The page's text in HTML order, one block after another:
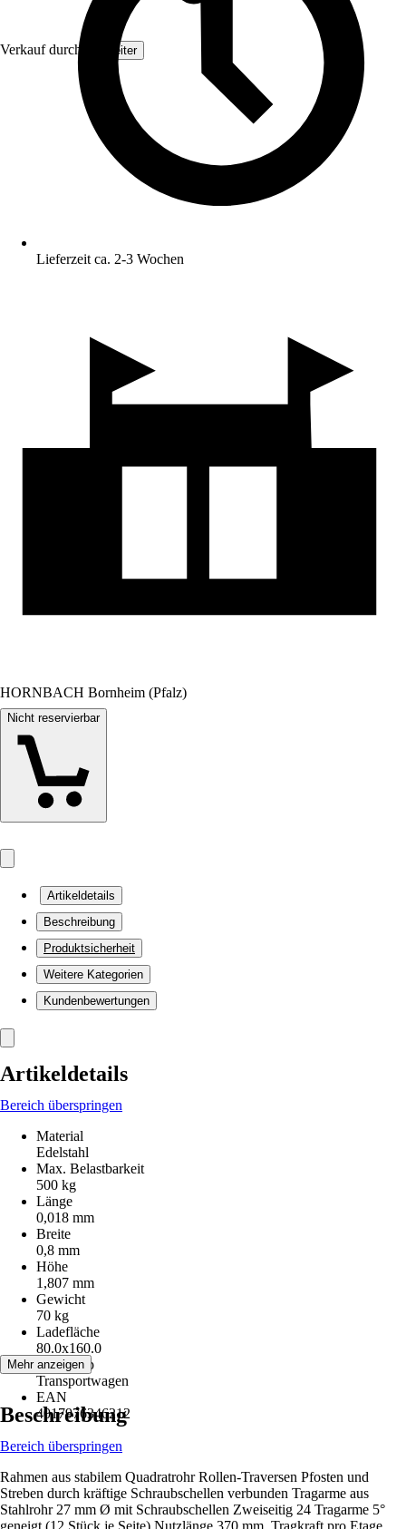
Verkauf durch: Topleiter
Lieferzeit ca. 2-3 Wochen
HORNBACH Bornheim (Pfalz)
Nicht reservierbar
Artikeldetails
Beschreibung
Produktsicherheit
Weitere Kategorien
Kundenbewertungen
Artikeldetails
Bereich überspringen
Material
Edelstahl
Max. Belastbarkeit
500 kg
Länge
0,018 mm
Breite
0,8 mm
Höhe
1,807 mm
Gewicht
70 kg
Ladefläche
80.0x160.0
Artikeltyp
Transportwagen
EAN
4017976346212
Mehr anzeigen
Beschreibung
Bereich überspringen
Rahmen aus stabilem Quadratrohr Rollen-Traversen Pfosten und
Streben durch kräftige Schraubschellen verbunden Tragarme aus
Stahlrohr 27 mm Ø mit Schraubschellen Zweiseitig 24 Tragarme 5°
geneigt (12 Stück je Seite) Nutzlänge 370 mm, Tragkraft pro Etage